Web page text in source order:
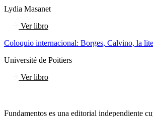
Lydia Masanet
Ver libro
Coloquio internacional: Borges, Calvino, la
Université de Poitiers
Ver libro
Fundamentos es una editorial independiente